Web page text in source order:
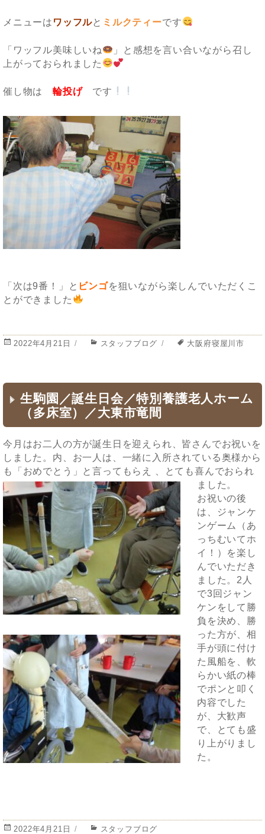
メニューは ワッフルと ミルクティーです
「ワッフル美味しいね
」と感想を言い合いながら召し
上がっておられました
催し物は 輪投げです
「次は9番！」と ビンゴを狙いながら楽しんでいただくこ
とができました
投
2022年4月21日
カ
リ
ー
スタッフブログ
タ
大阪府寝屋川市
生駒園／誕生日会／特別養護老人ホーム
（多床室）／大東市竜間
今月はお二人の方が誕生日を迎えられ、皆さんでお祝いを
しました。内、お一人は、一緒に入所されている奥様から
も「おめでとう」と言ってもらえ
、とても喜んでおられ
ました。
お祝いの後
は、ジャンケ
ンゲーム（あ
っちむいてホ
イ！）を楽し
んでいただき
ました。2人
で3回ジャン
ケンをして勝
負を決め、勝
った方が、相
手が頭に付け
た風船を、軟
らかい紙の棒
でポンと叩く
内容でした
が、大歓声
で、とても盛
り上がりまし
た。
投
2022年4月21日
カ
スタッフブログ